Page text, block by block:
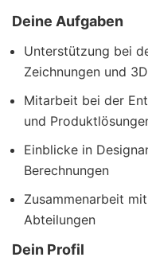
Deine Aufgaben
Unterstützung bei
Zeichnungen und
Mitarbeit bei der
und
Einblicke in
Berechnungen
Zusammenarbeit
Abteilungen
Dein Profil